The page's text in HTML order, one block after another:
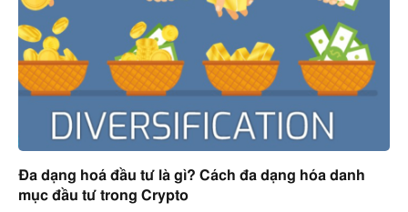
Đa dạng hoá đầu tư là gì? Cách đa dạng hóa danh
mục đầu tư trong Crypto